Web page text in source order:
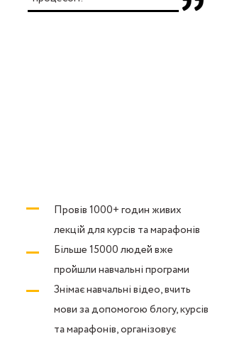
Провів 1000+ годин живих
лекцій для курсів та марафонів
Більше 15000 людей вже
пройшли навчальні програми
Знімає навчальні відео, вчить
мови за допомогою блогу, курсів
та марафонів, організовує